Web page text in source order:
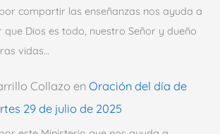
compartir las enseñanzas nos ayuda a
que Dios es todo, nuestro Señor y dueño
vidas…
Collazo en Oración del día de
29 de julio de 2025